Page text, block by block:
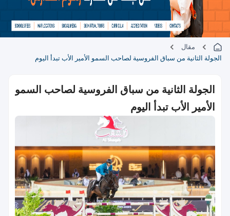
مقال
الجولة الثانية من سباق الفروسية لصاحب السمو الأمير الأب تبدأ اليوم
الجولة الثانية من سباق الفروسية لصاحب السمو
الأمير الأب تبدأ اليوم